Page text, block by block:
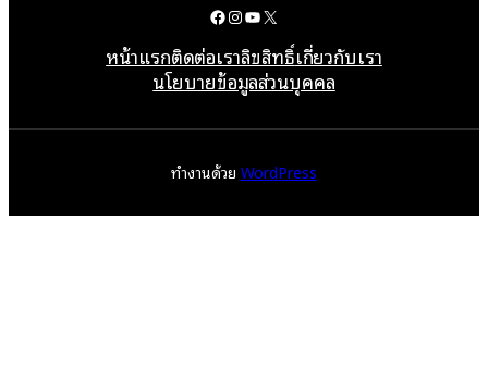
Facebook
Instagram
YouTube
X
หน้าแรกติดต่อเราลิขสิทธิ์เกี่ยวกับเรา
นโยบายข้อมูลส่วนบุคคล
ทำงานด้วย WordPress